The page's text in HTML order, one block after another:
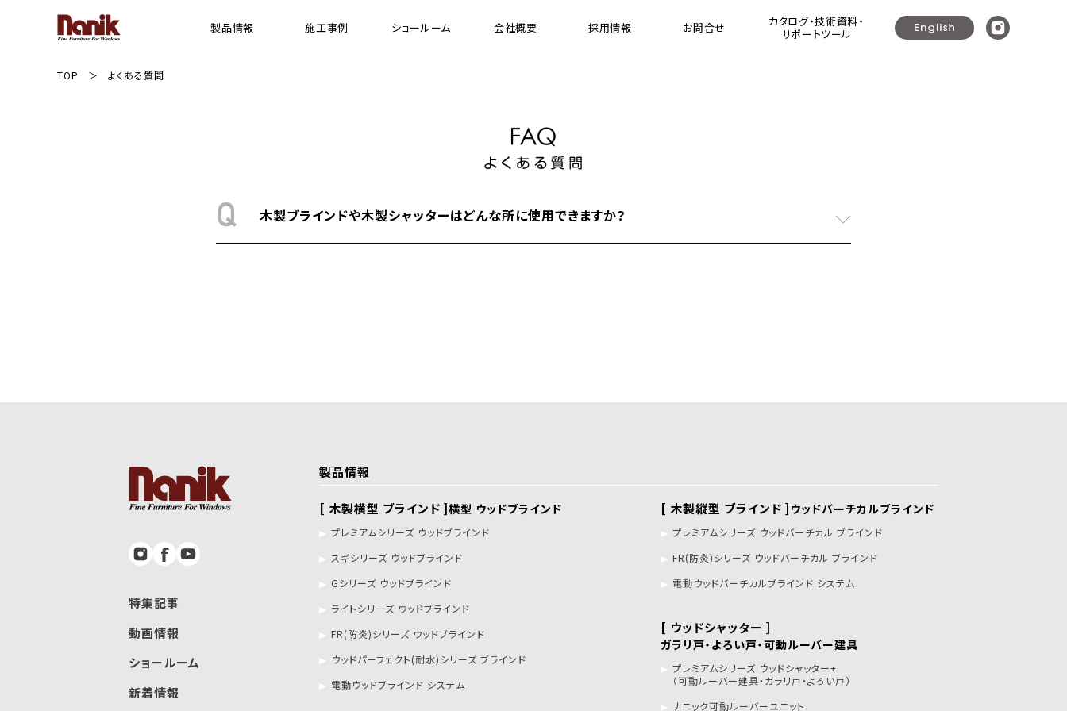
製品情報
ライトシリーズ ウッドブラインド
プレミアムシリーズ ウッドバーチカル ブラインド
FR（防炎）シリーズ ウッドバーチカル ブラインド
施工事例 ショールーム 会社概要 採用情報 お問合せ
カタログ・技術資料・
サポートツール
TOP よくある質問
木製ブラインドや木製シャッターはどんな所に使用できますか？
製品情報
[ 木製横型 ブラインド ]横型 ウッドブラインド
プレミアムシリーズ ウッドブラインド
スギシリーズ ウッドブラインド
Gシリーズ ウッドブラインド
ライトシリーズ ウッドブラインド
FR(防炎)シリーズ ウッドブラインド
ウッドパーフェクト(耐水)シリーズ ブラインド
電動ウッドブラインド システム
[ 木製縦型 ブラインド ] ウッドバーチカルブラインド
プレミアムシリーズ ウッドバーチカル ブラインド
FR(防炎)シリーズ ウッドバーチカル ブラインド
電動ウッドバーチカルブラインド システム
[ ウッドシャッター ]
ガラリ戸・よろい戸・可動ルーバー建具
プレミアムシリーズ ウッドシャッター+
（可動ルーバー建具・ガラリ戸・よろい戸）
ナニック可動ルーバーユニット
特集記事
動画情報
ショールーム
新着情報